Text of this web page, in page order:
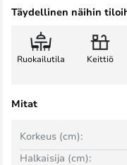
Täydellinen näihin
Ruokailutila Keittiö
Mitat
Korkeus (cm):
Halkaisija (cm):